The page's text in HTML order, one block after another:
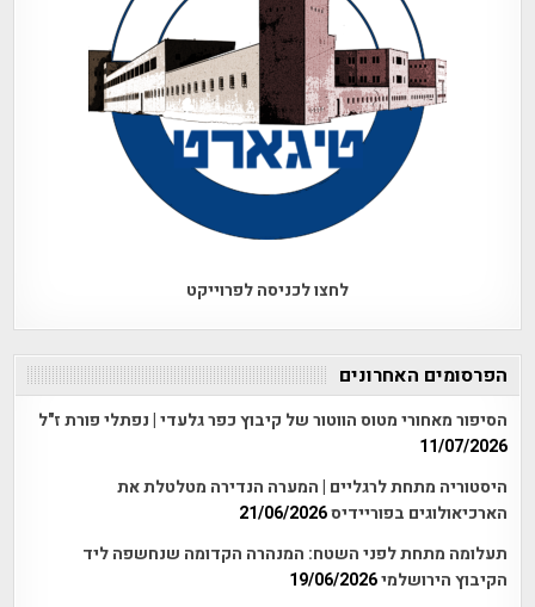
לחצו לכניסה לפרוייקט
הפרסומים האחרונים
הסיפור מאחורי מטוס הווטור של קיבוץ כפר גלעדי | נפתלי פורת ז"ל
11/07/2026
היסטוריה מתחת לרגליים | המערה הנדירה מטלטלת את
הארכיאולוגים בפוריידיס21/06/2026
תעלומה מתחת לפני השטח: המנהרה הקדומה שנחשפה ליד
הקיבוץ הירושלמי19/06/2026